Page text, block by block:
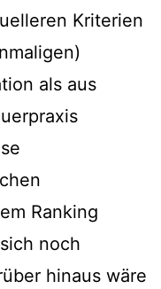
Kriterien
als aus
Ranking
noch
hinaus wäre